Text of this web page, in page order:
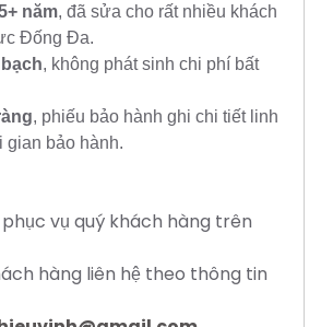
năm, đã sửa cho rất nhiều khách
Đống Đa.
, không phát sinh chi phí bất
, phiếu bảo hành ghi chi tiết linh
gian bảo hành.
vụ quý khách hàng trên
hàng liên hệ theo thông tin